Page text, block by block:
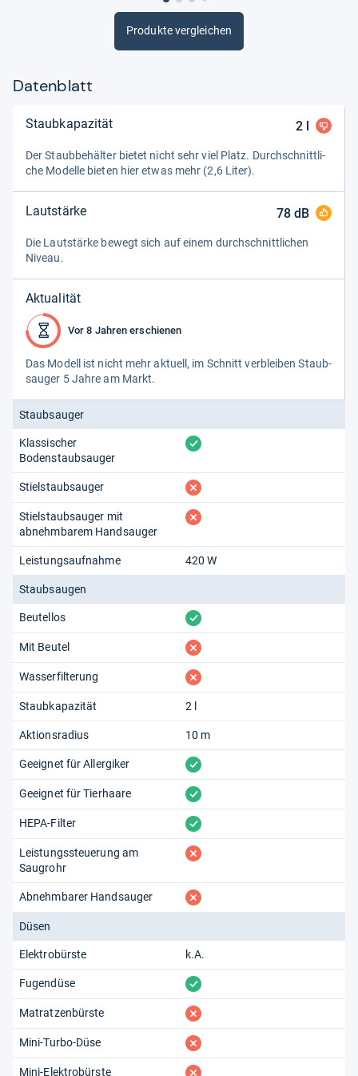
Produkte vergleichen
Datenblatt
Staubkapazität 2l
Der Staub­be­häl­ter bie­tet nicht sehr viel Platz. Durch­schnitt­li­
che Modelle bie­ten hier etwas mehr (2,6 Liter).
Lautstärke 78dB
Die Laut­stärke bewegt sich auf einem durch­schnitt­li­chen
Niveau.
Aktualität
Vor 8 Jahren erschienen
Das Modell ist nicht mehr aktu­ell, im Schnitt ver­blei­ben Staub­
sau­ger 5 Jahre am Markt.
Staubsauger
Klassischer
Bodenstaubsauger
vorhanden
Stielstaubsauger fehlt
Stielstaubsauger mit
abnehmbarem Handsauger
fehlt
Leistungsaufnahme 420 W
Staubsaugen
Beutellos vorhanden
Mit Beutel fehlt
Wasserfilterung fehlt
Staubkapazität 2 l
Aktionsradius 10 m
Geeignet für Allergiker vorhanden
Geeignet für Tierhaare vorhanden
HEPA-Filter vorhanden
Leistungssteuerung am
Saugrohr
fehlt
Abnehmbarer Handsauger fehlt
Düsen
Elektrobürste k.A.
Fugendüse vorhanden
Matratzenbürste fehlt
Mini-Turbo-Düse fehlt
Mini-Elektrobürste fehlt